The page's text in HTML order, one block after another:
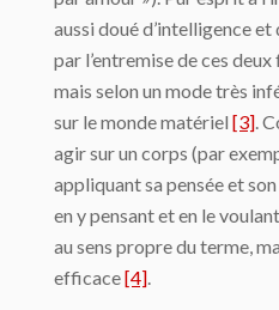
aussi doué d’intelligence et
par l’entremise de ces
mais selon un mode très
sur le monde matériel [3].
agir sur un corps (par
appliquant sa pensée et
en y pensant et en le
au sens propre du terme,
efficace[4].